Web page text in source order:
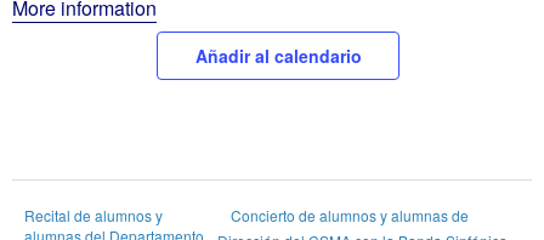
More information
Añadir al calendario
Recital de alumnos y
alumnas del Departamento
Concierto de alumnos y alumnas de